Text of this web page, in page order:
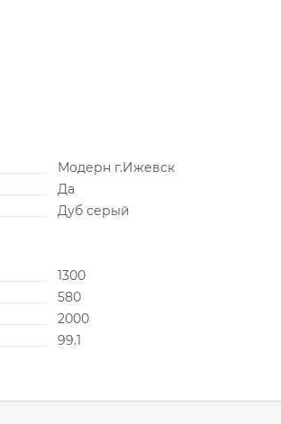
Модерн г.Ижевск
Да
Дуб серый
1300
580
2000
99.1